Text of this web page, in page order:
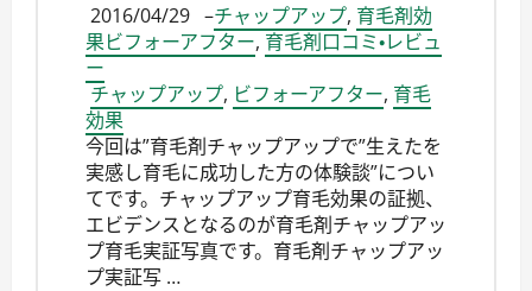
2016/04/29 –チャップアップ, 育毛剤効
果ビフォーアフター, 育毛剤口コミ・レビュ
ー
チャップアップ, ビフォーアフター, 育毛
効果
今回は”育毛剤チャップアップで”生えたを
実感し育毛に成功した方の体験談”につい
てです。チャップアップ育毛効果の証拠、
エビデンスとなるのが育毛剤チャップアッ
プ育毛実証写真です。育毛剤チャップアッ
プ実証写 …